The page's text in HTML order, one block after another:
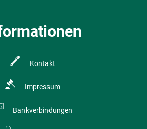
Kontakt
Impressum
Bankverbindungen